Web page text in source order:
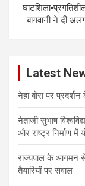
बागवानी ने दी
Latest
नेहा बोरा पर प्रदर्शन
नेताजी सुभाष
और राष्ट्र निर्माण में
राज्यपाल के आगमन से
तैयारियों पर सवाल